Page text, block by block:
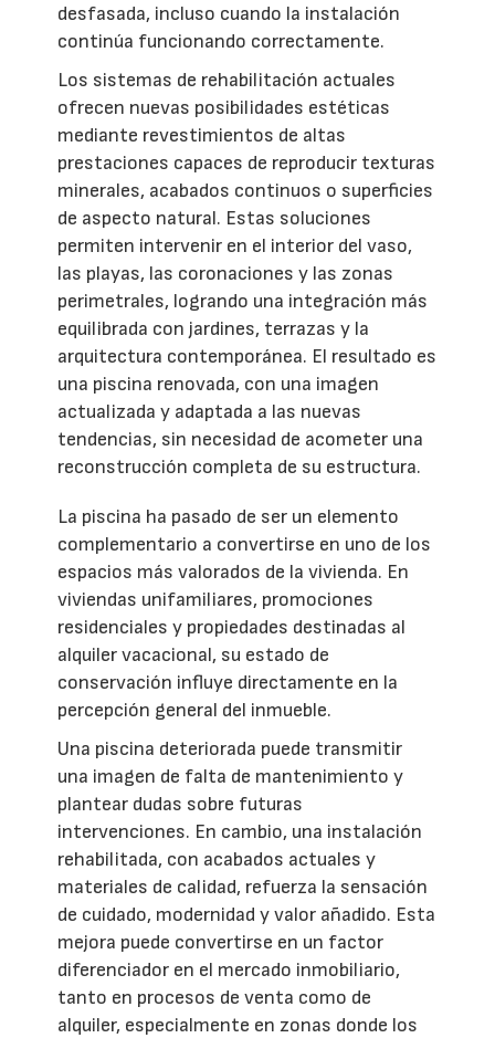
desfasada, incluso cuando la instalación
continúa funcionando correctamente.
Los sistemas de rehabilitación actuales
ofrecen nuevas posibilidades estéticas
mediante revestimientos de altas
prestaciones capaces de reproducir texturas
minerales, acabados continuos o superficies
de aspecto natural. Estas soluciones
permiten intervenir en el interior del vaso,
las playas, las coronaciones y las zonas
perimetrales, logrando una integración más
equilibrada con jardines, terrazas y la
arquitectura contemporánea. El resultado es
una piscina renovada, con una imagen
actualizada y adaptada a las nuevas
tendencias, sin necesidad de acometer una
reconstrucción completa de su estructura.
La piscina ha pasado de ser un elemento
complementario a convertirse en uno de los
espacios más valorados de la vivienda. En
viviendas unifamiliares, promociones
residenciales y propiedades destinadas al
alquiler vacacional, su estado de
conservación influye directamente en la
percepción general del inmueble.
Una piscina deteriorada puede transmitir
una imagen de falta de mantenimiento y
plantear dudas sobre futuras
intervenciones. En cambio, una instalación
rehabilitada, con acabados actuales y
materiales de calidad, refuerza la sensación
de cuidado, modernidad y valor añadido. Esta
mejora puede convertirse en un factor
diferenciador en el mercado inmobiliario,
tanto en procesos de venta como de
alquiler, especialmente en zonas donde los